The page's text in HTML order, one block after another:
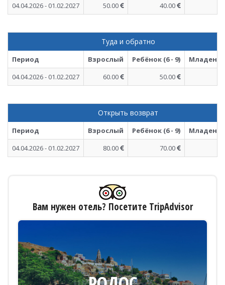
04.04.2026 - 01.02.2027
50.00 40.00
Туда и обратно
Период Взрослый Ребёнок (6 - 9)
Младенец
04.04.2026 - 01.02.2027
60.00 50.00
Открыть возврат
Период Взрослый Ребёнок (6 - 9)
Младенец
04.04.2026 - 01.02.2027
80.00 70.00
Вам нужен отель? Посетите TripAdvisor